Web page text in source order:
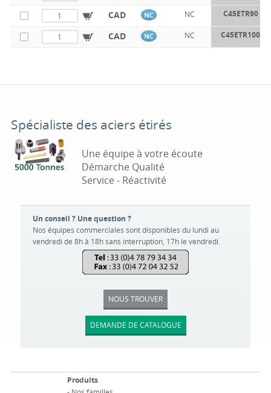
CAD NC NC C45ETR90
CAD NC NC C45ETR100
Spécialiste des aciers étirés
Une équipe à votre écoute
Démarche Qualité
Service - Réactivité
Un conseil ? Une question ?
Nos équipes commerciales sont disponibles du lundi au
vendredi de 8h à 18h sans interruption, 17h le vendredi.
NOUS TROUVER
DEMANDE DE CATALOGUE
Produits